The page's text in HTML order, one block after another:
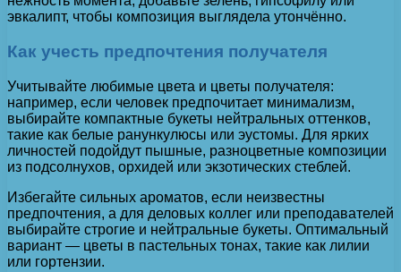
эвкалипт, чтобы композиция выглядела утончённо.
Как учесть предпочтения получателя
Учитывайте любимые цвета и цветы получателя:
например, если человек предпочитает минимализм,
выбирайте компактные букеты нейтральных оттенков,
такие как белые ранункулюсы или эустомы. Для ярких
личностей подойдут пышные, разноцветные композиции
из подсолнухов, орхидей или экзотических стеблей.
Избегайте сильных ароматов, если неизвестны
предпочтения, а для деловых коллег или преподавателей
выбирайте строгие и нейтральные букеты. Оптимальный
вариант — цветы в пастельных тонах, такие как лилии
или гортензии.